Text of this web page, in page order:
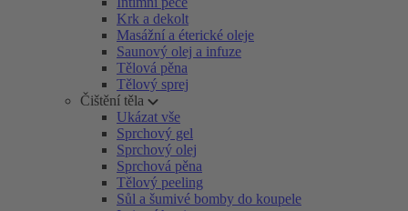
Krk a dekolt
Masážní a éterické oleje
Saunový olej a infuze
Tělová pěna
Tělový sprej
Čištění těla
Ukázat vše
Sprchový gel
Sprchový olej
Sprchová pěna
Tělový peeling
Sůl a šumivé bomby do koupele